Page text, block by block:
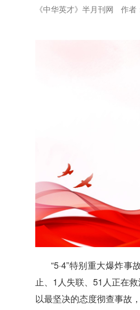
《中华英才》半月刊网 作者
“5·4”特别重大爆炸事
止、1人失联、51人正在
以最坚决的态度彻查事故